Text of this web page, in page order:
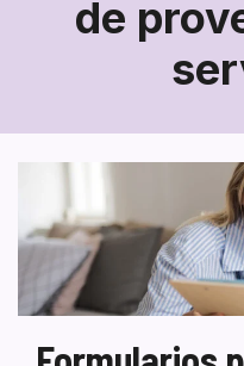
de